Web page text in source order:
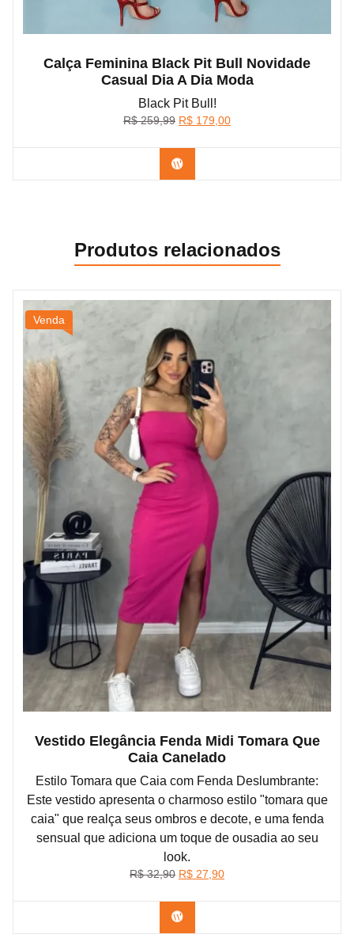
Calça Feminina Black Pit Bull Novidade
Casual Dia A Dia Moda
Black Pit Bull!
R$259,99 O
original
era:
R$ 259,99.
R$ 179,00O
Confira na Shopee
Produtos relacionados
Venda
Vestido Elegância Fenda Midi Tomara Que
Caia Canelado
Estilo Tomara que Caia com Fenda Deslumbrante:
Este vestido apresenta o charmoso estilo "tomara que
caia" que realça seus ombros e decote, e uma fenda
sensual que adiciona um toque de ousadia ao seu
look.
R$32,90 O
original
era:
R$ 27,90O
Confira na Shopee